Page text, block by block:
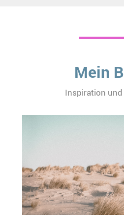
Mein
Inspiration